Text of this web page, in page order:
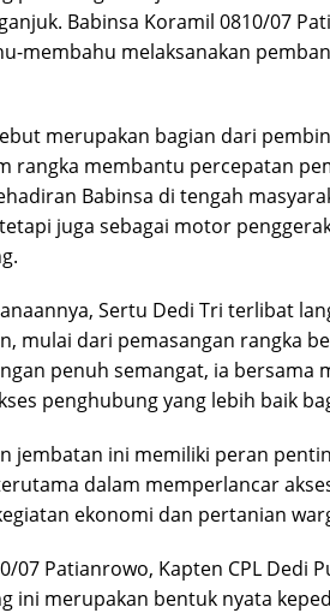
Babinsa Koramil 0810/07
membahu melaksanakan
merupakan bagian dari
rangka membantu percepatan
Babinsa di tengah
juga sebagai motor
Sertu Dedi Tri terlibat
mulai dari pemasangan rangka
penuh semangat, ia bersama
penghubung yang lebih baik
jembatan ini memiliki peran
dalam memperlancar
ekonomi dan pertanian
07 Patianrowo, Kapten CPL Dedi
ini merupakan bentuk nyata